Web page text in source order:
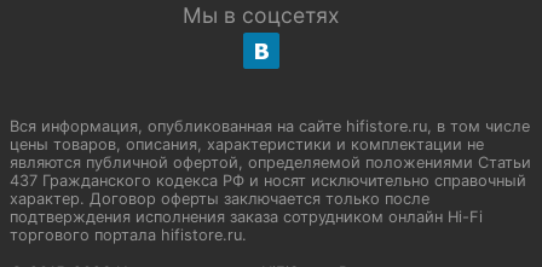
Мы в соцсетях
Вся информация, опубликованная на сайте hifistore.ru, в том числе
цены товаров, описания, характеристики и комплектации не
являются публичной офертой, определяемой положениями Статьи
437 Гражданского кодекса РФ и носят исключительно справочный
характер. Договор оферты заключается только после
подтверждения исполнения заказа сотрудником онлайн Hi-Fi
торгового портала hifistore.ru.